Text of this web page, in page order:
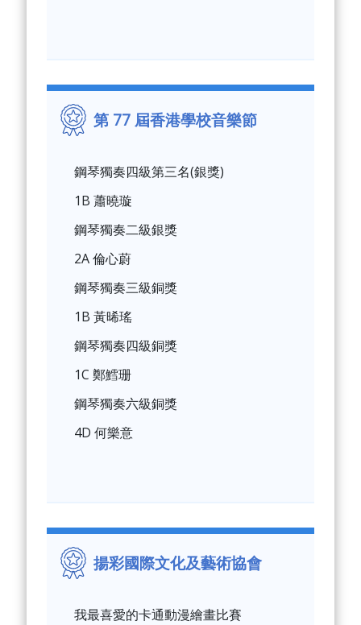
第 77 屆香港學校音樂節
鋼琴獨奏四級第三名(銀獎)
1B 蕭曉璇
鋼琴獨奏二級銀獎
2A 倫心蔚
鋼琴獨奏三級銅獎
1B 黃晞瑤
鋼琴獨奏四級銅獎
1C 鄭鱈珊
鋼琴獨奏六級銅獎
4D 何樂意
揚彩國際文化及藝術協會
我最喜愛的卡通動漫繪畫比賽